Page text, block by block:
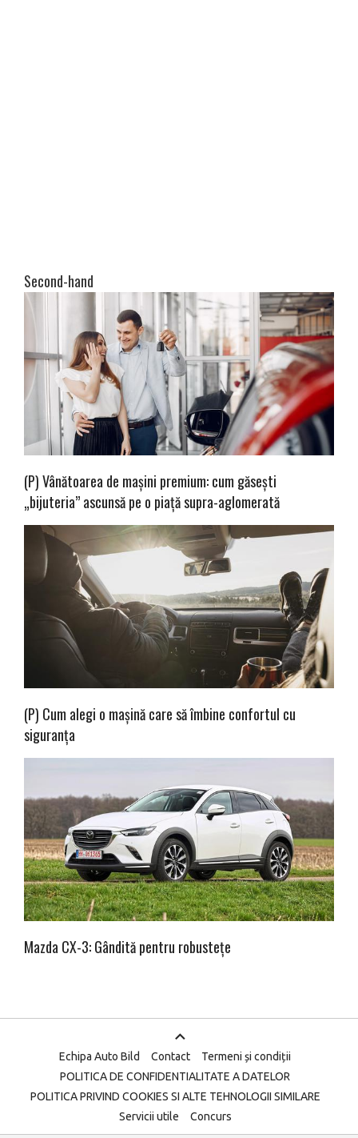
Second-hand
(P) Vânătoarea de mașini premium: cum găsești
„bijuteria” ascunsă pe o piață supra-aglomerată
(P) Cum alegi o mașină care să îmbine confortul cu
siguranța
Mazda CX-3: Gândită pentru robustețe
Echipa Auto Bild Contact
Termeni și condiții
POLITICA DE CONFIDENTIALITATE A DATELOR
POLITICA PRIVIND COOKIES SI ALTE TEHNOLOGII SIMILARE
Servicii utile
Concurs